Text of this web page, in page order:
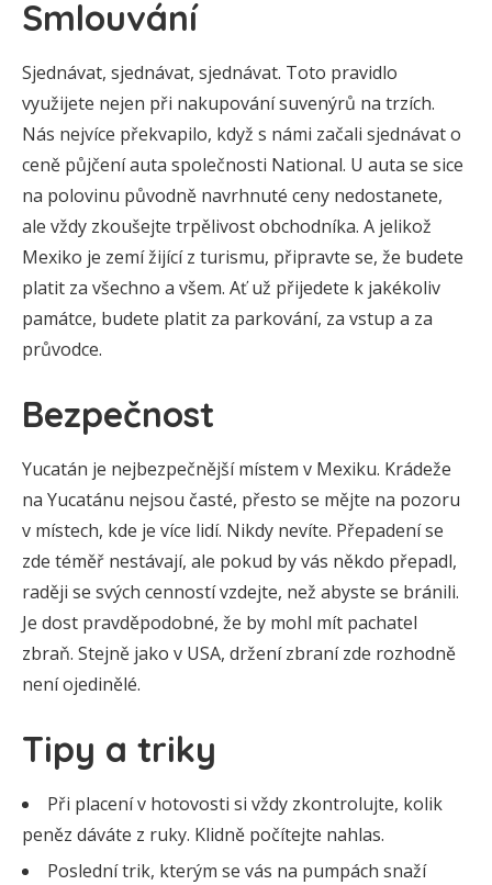
Smlouvání
Sjednávat, sjednávat, sjednávat. Toto pravidlo
využijete nejen při nakupování suvenýrů na trzích.
Nás nejvíce překvapilo, když s námi začali sjednávat o
ceně půjčení auta společnosti National. U auta se sice
na polovinu původně navrhnuté ceny nedostanete,
ale vždy zkoušejte trpělivost obchodníka. A jelikož
Mexiko je zemí žijící z turismu, připravte se, že budete
platit za všechno a všem. Ať už přijedete k jakékoliv
památce, budete platit za parkování, za vstup a za
průvodce.
Bezpečnost
Yucatán je nejbezpečnější místem v Mexiku. Krádeže
na Yucatánu nejsou časté, přesto se mějte na pozoru
v místech, kde je více lidí. Nikdy nevíte. Přepadení se
zde téměř nestávají, ale pokud by vás někdo přepadl,
raději se svých cenností vzdejte, než abyste se bránili.
Je dost pravděpodobné, že by mohl mít pachatel
zbraň. Stejně jako v USA, držení zbraní zde rozhodně
není ojedinělé.
Tipy a triky
Při placení v hotovosti si vždy zkontrolujte, kolik
peněz dáváte z ruky. Klidně počítejte nahlas.
Poslední trik, kterým se vás na pumpách snaží